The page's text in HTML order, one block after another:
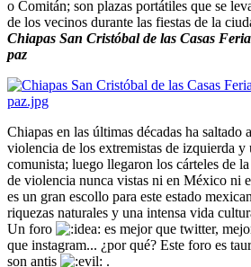
o Comitán; son plazas portátiles que se
de los vecinos durante las fiestas de la
Chiapas San Cristóbal de las Casas
paz
Chiapas en las últimas décadas ha saltado
violencia de los extremistas de izquierda y
comunista; luego llegaron los cárteles de
de violencia nunca vistas ni en México ni
es un gran escollo para este estado
riquezas naturales y una intensa vida
Un foro
es mejor que twitter,
que instagram... ¿por qué? Este foro es
son antis
.